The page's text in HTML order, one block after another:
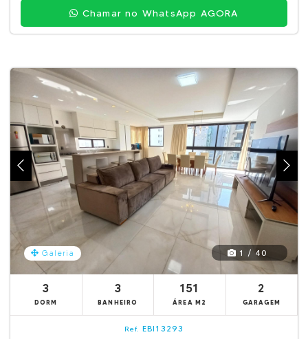
Chamar no WhatsApp AGORA
Galeria 1 / 40
3
DORM
3
BANHEIRO
151
ÁREA M2
2
GARAGEM
Ref. EBI13293